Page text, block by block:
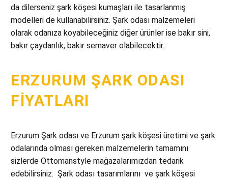
da dilerseniz şark köşesi kumaşları ile tasarlanmış
modelleri de kullanabilirsiniz. Şark odası malzemeleri
olarak odanıza koyabileceğiniz diğer ürünler ise bakır sini,
bakır çaydanlık, bakır semaver olabilecektir.
ERZURUM ŞARK ODASI
FIYATLARI
Erzurum Şark odası ve Erzurum şark köşesi üretimi ve şark
odalarında olması gereken malzemelerin tamamını
sizlerde Ottomanstyle mağazalarımızdan tedarik
edebilirsiniz. Şark odası tasarımlarını ve şark köşesi